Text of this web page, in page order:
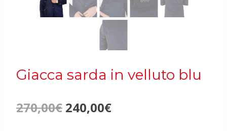
Giacca sarda in velluto blu
270,00€ Il
240,00€Il